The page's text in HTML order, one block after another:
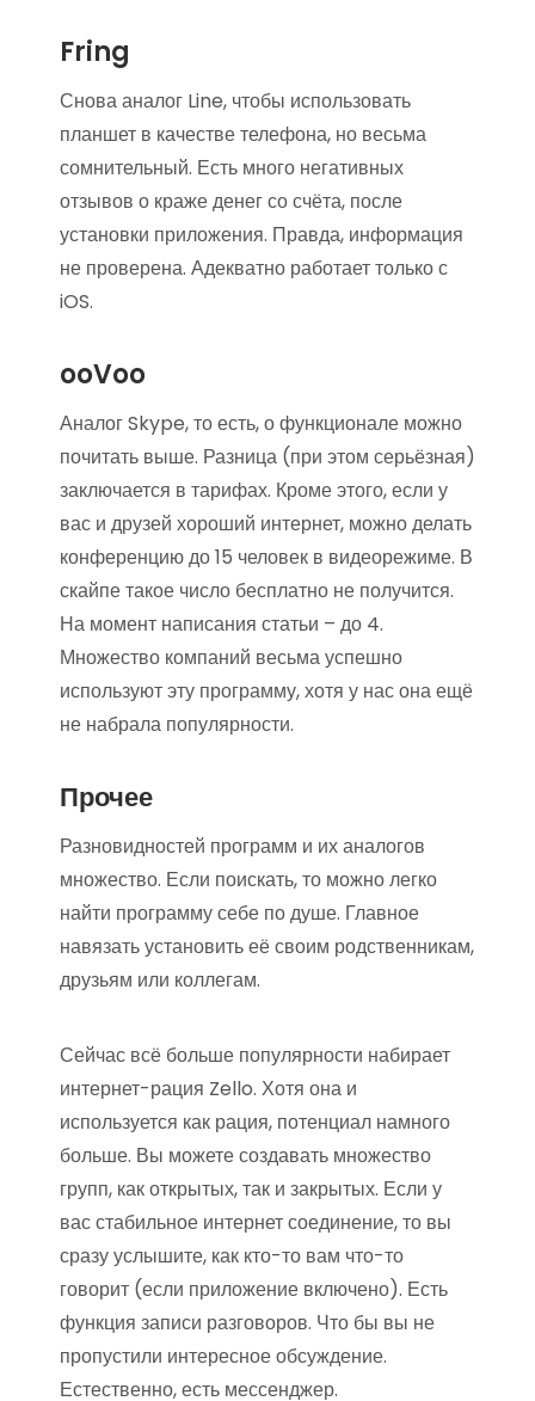
Fring
Снова аналог Line, чтобы использовать
планшет в качестве телефона, но весьма
сомнительный. Есть много негативных
отзывов о краже денег со счёта, после
установки приложения. Правда, информация
не проверена. Адекватно работает только с
iOS.
ooVoo
Аналог Skype, то есть, о функционале можно
почитать выше. Разница (при этом серьёзная)
заключается в тарифах. Кроме этого, если у
вас и друзей хороший интернет, можно делать
конференцию до 15 человек в видеорежиме. В
скайпе такое число бесплатно не получится.
На момент написания статьи – до 4.
Множество компаний весьма успешно
используют эту программу, хотя у нас она ещё
не набрала популярности.
Прочее
Разновидностей программ и их аналогов
множество. Если поискать, то можно легко
найти программу себе по душе. Главное
навязать установить её своим родственникам,
друзьям или коллегам.
Сейчас всё больше популярности набирает
интернет-рация Zello. Хотя она и
используется как рация, потенциал намного
больше. Вы можете создавать множество
групп, как открытых, так и закрытых. Если у
вас стабильное интернет соединение, то вы
сразу услышите, как кто-то вам что-то
говорит (если приложение включено). Есть
функция записи разговоров. Что бы вы не
пропустили интересное обсуждение.
Естественно, есть мессенджер.